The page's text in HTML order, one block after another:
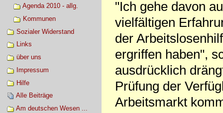
Agenda 2010 - allg.
Kommunen
Sozialer Widerstand
Links
über uns
Impressum
Hilfe
Alle Beiträge
Am deutschen Wesen ...
"Ich gehe davon
vielfältigen
der
ergriffen haben",
ausdrücklich
Prüfung der
Arbeitsmarkt